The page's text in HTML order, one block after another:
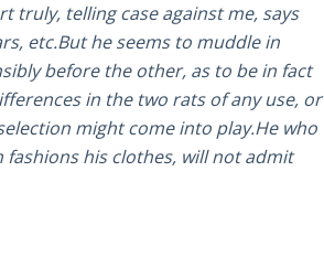
truly, telling case against me, says
etc.But he seems to muddle in
before the other, as to be in fact
in the two rats of any use, or
might come into play.He who
his clothes, will not admit